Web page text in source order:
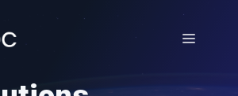
Menu